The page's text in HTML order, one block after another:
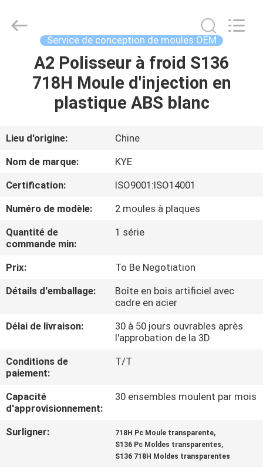
MAISON
PRODUITS
AU
SUJET
DE
VISITE
CONTRÔLE
QUALITÉ
CONTACTEZ-
NOUS
NOUVELLES
Rights
Service de conception de moules OEM
A2 Polisseur à froid S136
718H Moule d'injection en
plastique ABS blanc
Lieu d'origine:
Chine
Nom de marque:
KYE
Certification:
ISO9001:ISO14001
Numéro de modèle:
2 moules à plaques
Quantité de
commande min:
1 série
Prix:
To Be Negotiation
Détails d'emballage:
Boîte en bois artificiel avec
cadre en acier
Délai de livraison:
30 à 50 jours ouvrables après
l'approbation de la 3D
Conditions de
paiement:
T/T
Capacité
d'approvisionnement:
30 ensembles moulent par mois
Surligner: 718H Pc Moule transparente,
S136 Pc Moldes transparentes,
S136 718H Moldes transparentes